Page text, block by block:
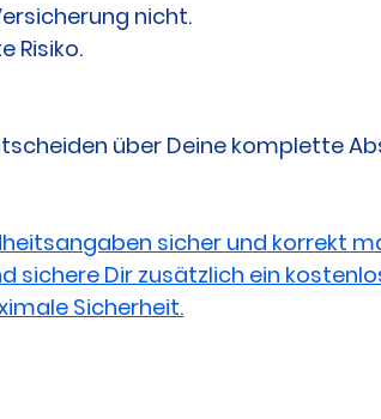
nicht.
Risiko.
über Deine komplette
sicher und korrekt
sichere Dir zusätzlich ein
Sicherheit.